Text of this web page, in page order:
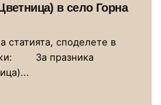
в село Горна
статията, споделете в
За празника